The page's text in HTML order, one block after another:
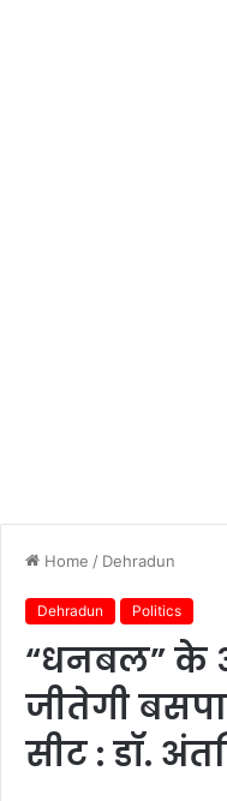
Home / Dehradun
Dehradun Politics
“धनबल” के
जीतेगी
सीट : डॉ.